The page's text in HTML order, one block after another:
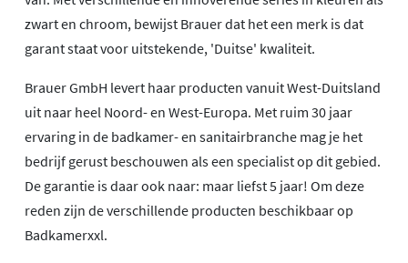
zwart en chroom, bewijst Brauer dat het een merk is dat
garant staat voor uitstekende, 'Duitse' kwaliteit.
Brauer GmbH levert haar producten vanuit West-Duitsland
uit naar heel Noord- en West-Europa. Met ruim 30 jaar
ervaring in de badkamer- en sanitairbranche mag je het
bedrijf gerust beschouwen als een specialist op dit gebied.
De garantie is daar ook naar: maar liefst 5 jaar! Om deze
reden zijn de verschillende producten beschikbaar op
Badkamerxxl.